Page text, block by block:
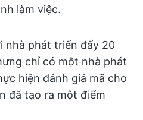
làm việc.
nhà phát triển đẩy 20
chỉ có một nhà phát
hiện đánh giá mã cho
đã tạo ra một điểm